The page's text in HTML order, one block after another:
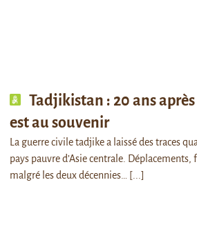
Tadjikistan : 20 ans
est au souvenir
La guerre civile tadjike a laissé des traces
pays pauvre d’Asie centrale.
malgré les deux décennies…
[...]